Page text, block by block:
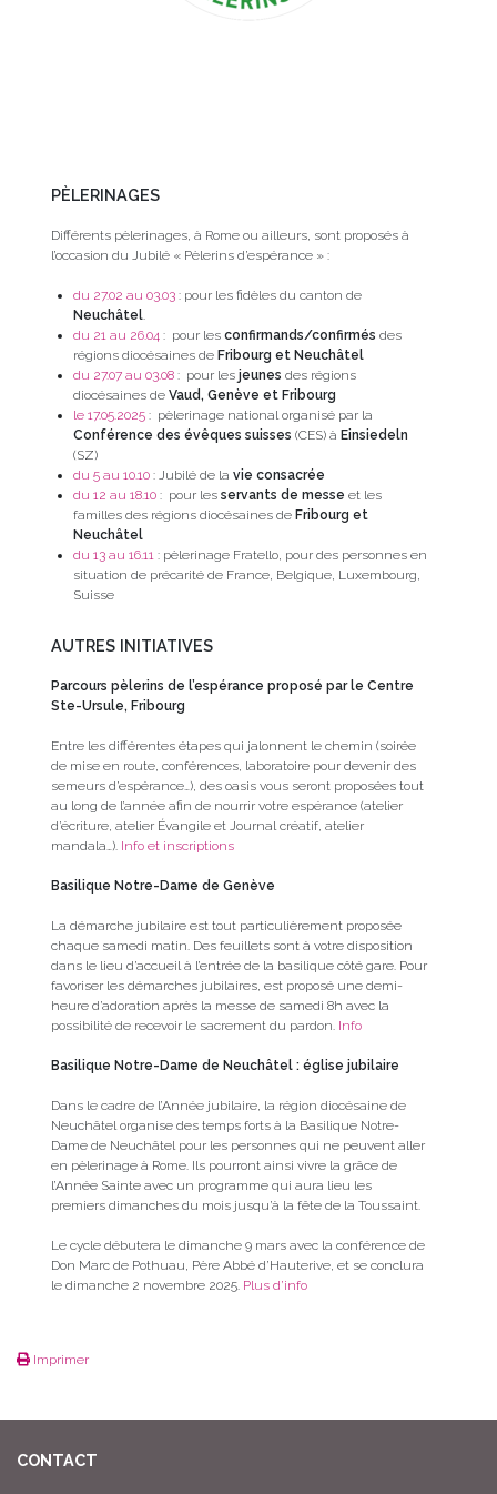
PÈLERINAGES
Différents pèlerinages, à Rome ou ailleurs, sont proposés à
l’occasion du Jubilé « Pèlerins d’espérance » :
du 27.02 au 03.03: pour les fidèles du canton de
Neuchâtel.
du 21 au 26.04: pour les confirmands/confirmés des
régions diocésaines de Fribourg et Neuchâtel
du 27.07 au 03.08: pour les jeunes des régions
diocésaines de Vaud, Genève et Fribourg
le 17.05.2025: pèlerinage national organisé par la
Conférence des évêques suisses (CES) à Einsiedeln
(SZ)
du 5 au 10.10: Jubilé de la vie consacrée
du 12 au 18.10: pour les servants de messe et les
familles des régions diocésaines de Fribourg et
Neuchâtel
du 13 au 16.11: pèlerinage Fratello, pour des personnes en
situation de précarité de France, Belgique, Luxembourg,
Suisse
AUTRES INITIATIVES
Parcours pèlerins de l’espérance proposé par le Centre
Ste-Ursule, Fribourg
Entre les différentes étapes qui jalonnent le chemin (soirée
de mise en route, conférences, laboratoire pour devenir des
semeurs d’espérance…), des oasis vous seront proposées tout
au long de l’année afin de nourrir votre espérance (atelier
d’écriture, atelier Évangile et Journal créatif, atelier
mandala…). Info et inscriptions
Basilique Notre-Dame de Genève
La démarche jubilaire est tout particulièrement proposée
chaque samedi matin. Des feuillets sont à votre disposition
dans le lieu d’accueil à l’entrée de la basilique côté gare. Pour
favoriser les démarches jubilaires, est proposé une demi-
heure d’adoration après la messe de samedi 8h avec la
possibilité de recevoir le sacrement du pardon. Info
Basilique Notre-Dame de Neuchâtel : église jubilaire
Dans le cadre de l’Année jubilaire, la région diocésaine de
Neuchâtel organise des temps forts à la Basilique Notre-
Dame de Neuchâtel pour les personnes qui ne peuvent aller
en pèlerinage à Rome. Ils pourront ainsi vivre la grâce de
l’Année Sainte avec un programme qui aura lieu les
premiers dimanches du mois jusqu’à la fête de la Toussaint.
Le cycle débutera le dimanche 9 mars avec la conférence de
Don Marc de Pothuau, Père Abbé d’Hauterive, et se conclura
le dimanche 2 novembre 2025. Plus d’info
Imprimer
CONTACT